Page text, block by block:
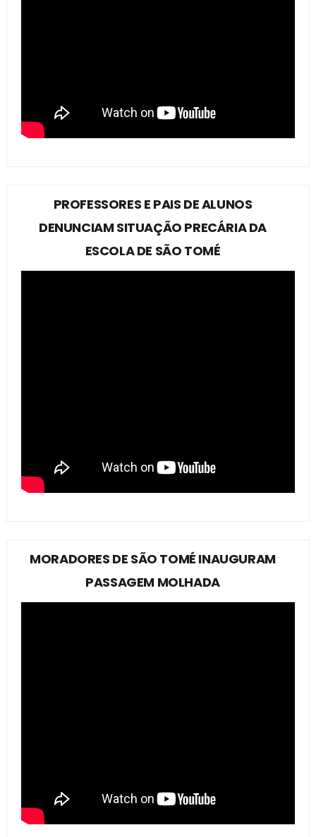
PROFESSORES E PAIS DE ALUNOS
DENUNCIAM SITUAÇÃO PRECÁRIA DA
ESCOLA DE SÃO TOMÉ
MORADORES DE SÃO TOMÉ INAUGURAM
PASSAGEM MOLHADA